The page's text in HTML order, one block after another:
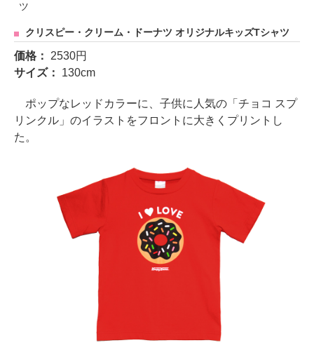
ツ
クリスピー・クリーム・ドーナツ オリジナルキッズTシャツ
価格： 2530円
サイズ： 130cm
ポップなレッドカラーに、子供に人気の「チョコ スプ
リンクル」のイラストをフロントに大きくプリントし
た。